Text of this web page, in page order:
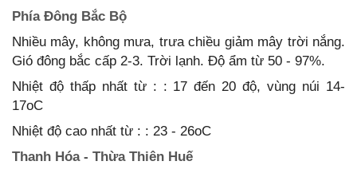
Phía Đông Bắc Bộ
Nhiều mây, không mưa, trưa chiều giảm mây trời nắng.
Gió đông bắc cấp 2-3. Trời lạnh. Độ ẩm từ 50 - 97%.
Nhiệt độ thấp nhất từ : : 17 đến 20 độ, vùng núi 14-
17oC
Nhiệt độ cao nhất từ : : 23 - 26oC
Thanh Hóa - Thừa Thiên Huế